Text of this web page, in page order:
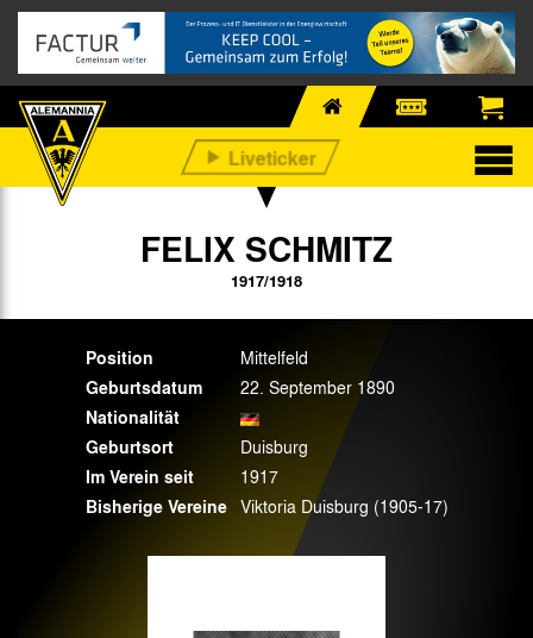
FELIX SCHMITZ
1917/1918
Position Mittelfeld
Geburtsdatum 22. September 1890
Nationalität
Geburtsort
Duisburg
Im Verein seit 1917
Bisherige Vereine Viktoria Duisburg (1905-17)